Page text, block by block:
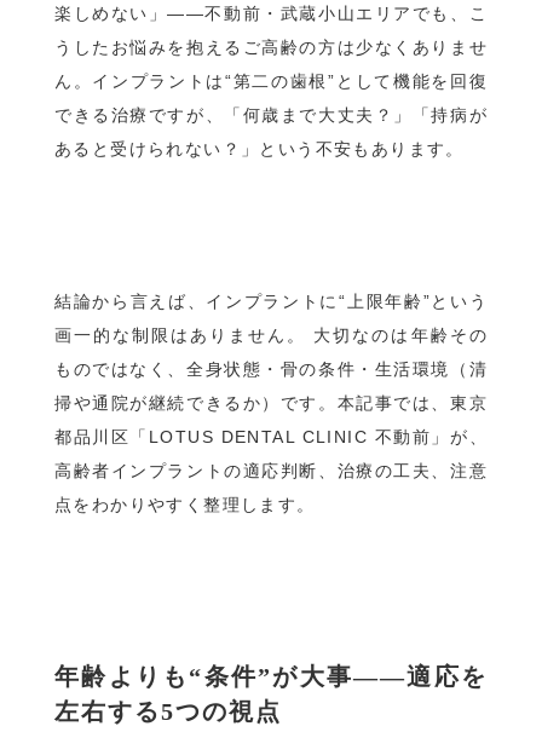
楽しめない」——不動前・武蔵小山エリアでも、こ
うしたお悩みを抱えるご高齢の方は少なくありませ
ん。インプラントは“第二の歯根”として機能を回復
できる治療ですが、「何歳まで大丈夫？」「持病が
あると受けられない？」という不安もあります。
結論から言えば、インプラントに“上限年齢”という
画一的な制限はありません。 大切なのは年齢その
ものではなく、全身状態・骨の条件・生活環境（清
掃や通院が継続できるか）です。本記事では、東京
都品川区「LOTUS DENTAL CLINIC 不動前」が、
高齢者インプラントの適応判断、治療の工夫、注意
点をわかりやすく整理します。
年齢よりも“条件”が大事——適応を
左右する5つの視点